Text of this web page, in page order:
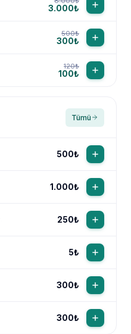
3.000₺
500₺
300₺
120₺
100₺
Tümü
500₺
1.000₺
250₺
5₺
300₺
300₺